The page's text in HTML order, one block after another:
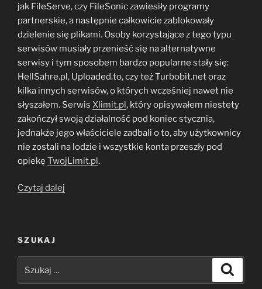
jak FileServe, czy FileSonic zawiesiły programy
partnerskie, a następnie całkowicie zablokowały
dzielenie się plikami. Osoby korzystające z tego typu
serwisów musiały przenieść się na alternatywne
serwisy i tym sposobem bardzo popularne stały się:
HellSahre.pl, Uploaded.to, czy też Turbobit.net oraz
kilka innych serwisów, o których wcześniej nawet nie
słyszałem. Serwis Xlimit.pl, który opisywałem niestety
zakończył swoją działalność pod koniec stycznia,
jednakże jego właściciele zadbali o to, aby użytkownicy
nie zostali na lodzie i wszystkie konta przeszły pod
opiekę TwojLimit.pl.
Czytaj dalej
hellshare.com
SZUKAJ